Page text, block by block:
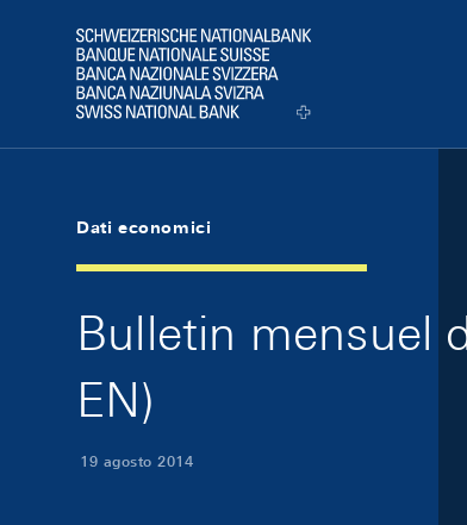
Logo
Dati economici
Bulletin mensuel
EN)
19 agosto 2014